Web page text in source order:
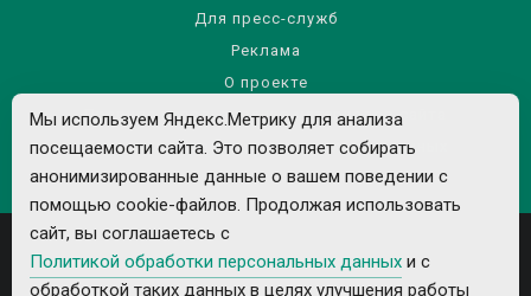
Для пресс-служб
Реклама
О проекте
Правила использования материалов сайта
Политика обработки персональных данных
Мы используем Яндекс.Метрику для анализа
посещаемости сайта. Это позволяет собирать
анонимизированные данные о вашем поведении с
помощью cookie-файлов. Продолжая использовать
сайт, вы соглашаетесь с
Политикой обработки персональных данных и с
обработкой таких данных в целях улучшения работы